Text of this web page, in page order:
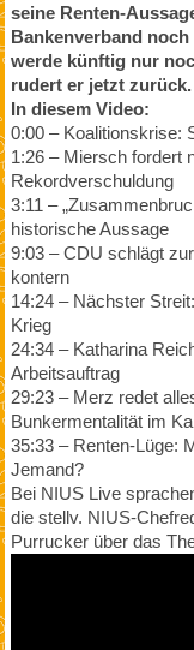
seine Renten-
Bankenverband
werde künftig nur
rudert er jetzt
In diesem Video:
0:00 – Koalitionskrise:
1:26 – Miersch fordert
Rekordverschuldung
3:11 –
historische Aussage
9:03 – CDU schlägt
kontern
14:24 – Nächster
Krieg
24:34 – Katharina
Arbeitsauftrag
29:23 – Merz redet
Bunkermentalität im
35:33 – Renten-Lüge:
Jemand?
Bei NIUS Live
die stellv. NIUS-
Purrucker über das